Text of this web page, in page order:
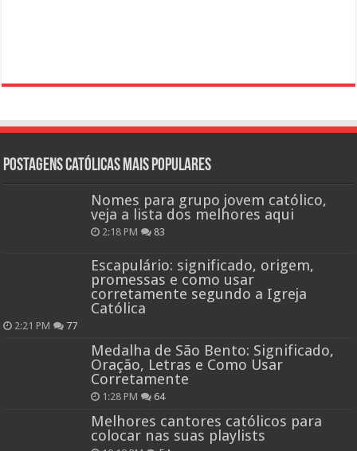
Postagens católicas mais Populares
Nomes para grupo jovem católico,
veja a lista dos melhores aqui
2:18 PM 83
Escapulário: significado, origem,
promessas e como usar
corretamente segundo a Igreja
Católica
2:21 PM 77
Medalha de São Bento: Significado,
Oração, Letras e Como Usar
Corretamente
1:28 PM 64
Melhores cantores católicos para
colocar nas suas playlists